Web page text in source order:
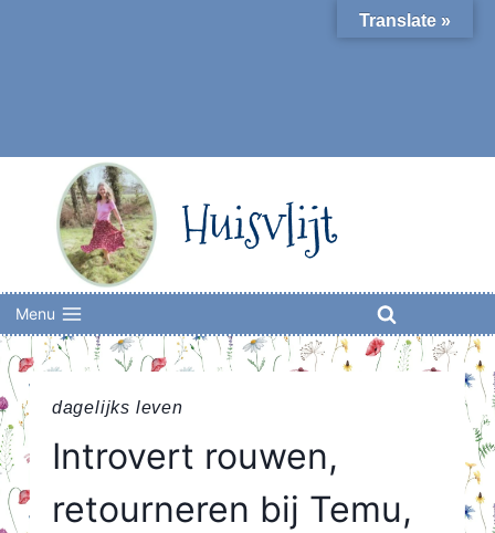
Huisvlijt
Menu
dagelijks leven
Introvert rouwen,
retourneren bij Temu,
Translate »